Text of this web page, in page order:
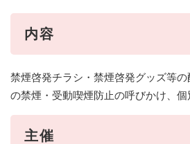
内容
禁煙啓発チラシ・禁煙啓発グッズ等
の禁煙・受動喫煙防止の呼びかけ、個
主催